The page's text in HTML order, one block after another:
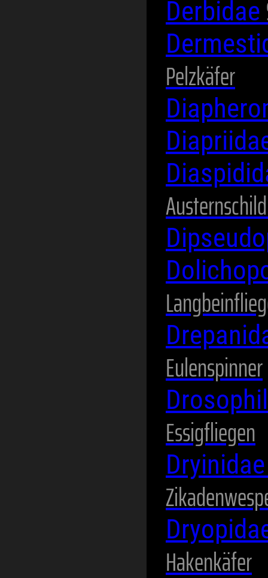
Derbidae
Pelzkäfer
Eulenspinner
Essigfliegen
Hakenkäfer